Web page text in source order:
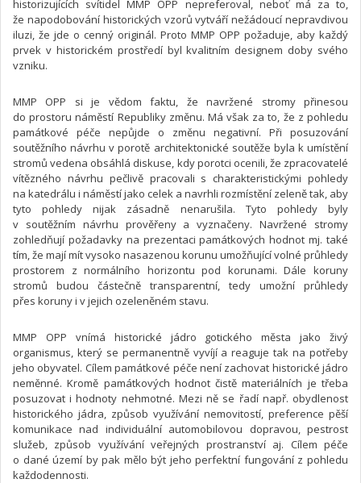
historizujících svítidel MMP OPP nepreferoval, neboť má za to,
že napodobování historických vzorů vytváří nežádoucí nepravdivou
iluzi, že jde o cenný originál. Proto MMP OPP požaduje, aby každý
prvek v historickém prostředí byl kvalitním designem doby svého
vzniku.
MMP OPP si je vědom faktu, že navržené stromy přinesou
do prostoru náměstí Republiky změnu. Má však za to, že z pohledu
památkové péče nepůjde o změnu negativní. Při posuzování
soutěžního návrhu v porotě architektonické soutěže byla k umístění
stromů vedena obsáhlá diskuse, kdy porotci ocenili, že zpracovatelé
vítězného návrhu pečlivě pracovali s charakteristickými pohledy
na katedrálu i náměstí jako celek a navrhli rozmístění zeleně tak, aby
tyto pohledy nijak zásadně nenarušila. Tyto pohledy byly
v soutěžním návrhu prověřeny a vyznačeny. Navržené stromy
zohledňují požadavky na prezentaci památkových hodnot mj. také
tím, že mají mít vysoko nasazenou korunu umožňující volné průhledy
prostorem z normálního horizontu pod korunami. Dále koruny
stromů budou částečně transparentní, tedy umožní průhledy
přes koruny i v jejich ozeleněném stavu.
MMP OPP vnímá historické jádro gotického města jako živý
organismus, který se permanentně vyvíjí a reaguje tak na potřeby
jeho obyvatel. Cílem památkové péče není zachovat historické jádro
neměnné. Kromě památkových hodnot čistě materiálních je třeba
posuzovat i hodnoty nehmotné. Mezi ně se řadí např. obydlenost
historického jádra, způsob využívání nemovitostí, preference pěší
komunikace nad individuální automobilovou dopravou, pestrost
služeb, způsob využívání veřejných prostranství aj. Cílem péče
o dané území by pak mělo být jeho perfektní fungování z pohledu
každodennosti.